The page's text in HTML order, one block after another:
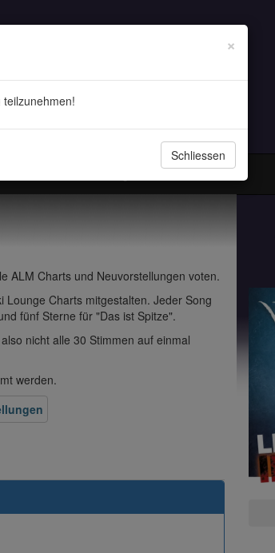
ALM Charts und Neuvorstellungen voten.
Lounge Charts mitgestalten. Jeder Song
fünf Sterne für "Das ist Spitze".
nicht alle 30 Stimmen auf einmal
werden.
×
Schliessen